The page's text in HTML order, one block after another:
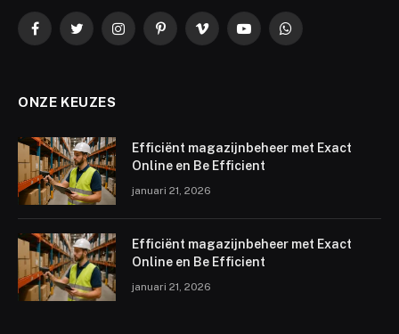
FacebookTwitterInstagramPinterestVimeo YouTubeWhatsApp
ONZE KEUZES
Efficiënt magazijnbeheer met Exact
Online en Be Efficient
januari 21, 2026
Efficiënt magazijnbeheer met Exact
Online en Be Efficient
januari 21, 2026